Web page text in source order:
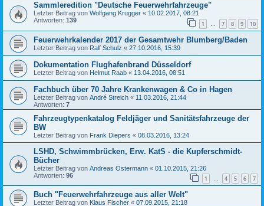
Sammleredition "Deutsche Feuerwehrfahrzeuge"
Letzter Beitrag von Wolfgang Krugger « 10.02.2017, 08:21
Antworten: 139 1 … 7 8 9 10
Feuerwehrkalender 2017 der Gesamtwehr Blumberg/Baden
Letzter Beitrag von Ralf Schulz « 27.10.2016, 15:39
Dokumentation Flughafenbrand Düsseldorf
Letzter Beitrag von Helmut Raab « 13.04.2016, 08:51
Fachbuch über 70 Jahre Krankenwagen & Co in Hagen
Letzter Beitrag von André Streich « 11.03.2016, 21:44
Antworten: 7
Fahrzeugtypenkatalog Feldjäger und Sanitätsfahrzeuge der
BW
Letzter Beitrag von Frank Diepers « 08.03.2016, 13:24
LSHD, Schwimmbrücken, Erw. KatS - die Kupferschmidt-
Bücher
Letzter Beitrag von Andreas Ostermann « 01.10.2015, 21:26
Antworten: 96 1 4 5 6 7
Buch "Feuerwehrfahrzeuge aus aller Welt"
Letzter Beitrag von Klaus Fischer « 07.09.2015, 21:18